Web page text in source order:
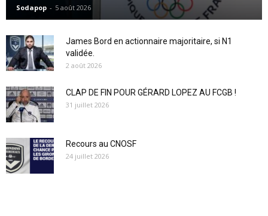
Sodapop - 5 août 2026
James Bord en actionnaire majoritaire, si N1
validée.
2 août 2026
CLAP DE FIN POUR GÉRARD LOPEZ AU FCGB !
31 juillet 2026
Recours au CNOSF
24 juillet 2026